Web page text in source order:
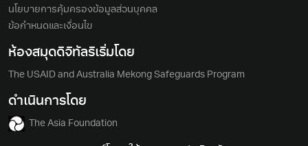
นโยบายการคุ้มครองข้อมูลส่วนบุคคล
ข้อกำหนดและเงื่อนไข
ห้องสมุดดิจิทัลริเริ่มโดย
The USAID and Australia Mekong Safeguards Program
ดำเนินการโดย
The Asia Foundation